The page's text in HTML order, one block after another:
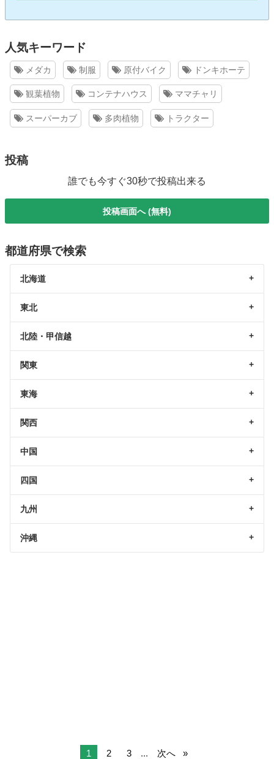
人気キーワード
メダカ 制服 原付バイク ドンキホーテ
観葉植物 コンテナハウス ママチャリ
スーパーカブ 多肉植物 トラクター
投稿
誰でも今すぐ30秒で投稿出来る
投稿画面へ (無料)
都道府県で検索
北海道
東北
北陸・甲信越
関東
東海
関西
中国
四国
九州
沖縄
1 2 3 ... 次へ